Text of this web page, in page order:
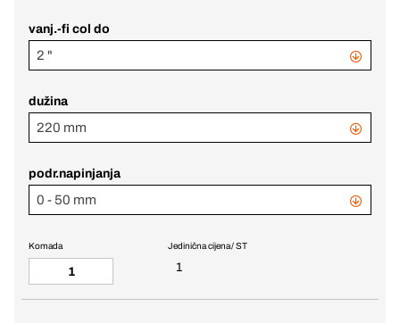
vanj.-fi col do
2 "
dužina
220 mm
podr.napinjanja
0 - 50 mm
Jedinična cijena / ST
1
Komada